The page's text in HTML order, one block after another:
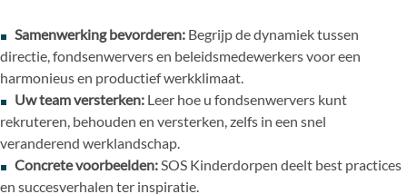
Samenwerking bevorderen: Begrijp de dynamiek tussen
directie, fondsenwervers en beleidsmedewerkers voor een
harmonieus en productief werkklimaat.
Uw team versterken: Leer hoe u fondsenwervers kunt
rekruteren, behouden en versterken, zelfs in een snel
veranderend werklandschap.
Concrete voorbeelden: SOS Kinderdorpen deelt best practices
en succesverhalen ter inspiratie.